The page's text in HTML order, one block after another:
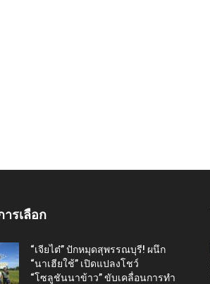
รเลือก
“เจียไต๋” ปักหมุดสุพรรณบุรี! ผนึก
“นาเฮียใช้” เปิดแปลงโชว์
“โซลูชันนาข้าว” ขับเคลื่อนการทำ